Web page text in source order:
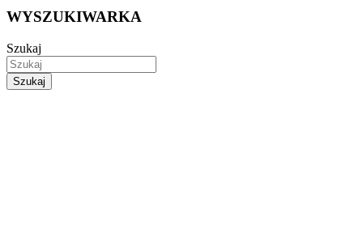
WYSZUKIWARKA
Szukaj
Szukaj